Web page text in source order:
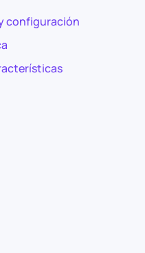
configuración